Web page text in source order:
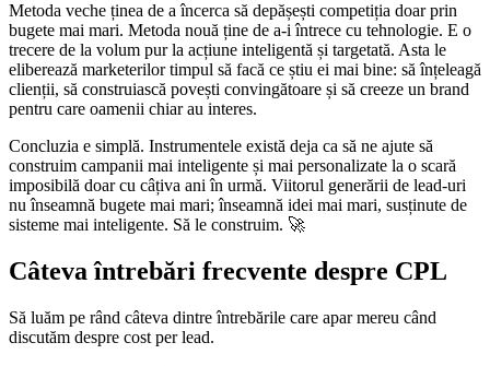
Metoda veche ținea de a încerca să depășești competiția doar prin
bugete mai mari. Metoda nouă ține de a-i întrece cu tehnologie. E o
trecere de la volum pur la acțiune inteligentă și targetată. Asta le
eliberează marketerilor timpul să facă ce știu ei mai bine: să înțeleagă
clienții, să construiască povești convingătoare și să creeze un brand
pentru care oamenii chiar au interes.
Concluzia e simplă. Instrumentele există deja ca să ne ajute să
construim campanii mai inteligente și mai personalizate la o scară
imposibilă doar cu câțiva ani în urmă. Viitorul generării de lead-uri
nu înseamnă bugete mai mari; înseamnă idei mai mari, susținute de
sisteme mai inteligente. Să le construim. 🚀
Câteva întrebări frecvente despre CPL
Să luăm pe rând câteva dintre întrebările care apar mereu când
discutăm despre cost per lead.